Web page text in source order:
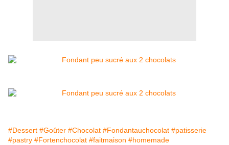
#Dessert #Goûter #Chocolat #Fondantauchocolat #patisserie
#pastry #Fortenchocolat #faitmaison #homemade